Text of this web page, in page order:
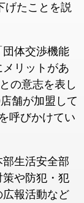
げたことを説
体交渉機能
リットがあ
の意志を表し
舗が加盟して
呼びかけてい
生活安全部
や防犯・犯
報活動など